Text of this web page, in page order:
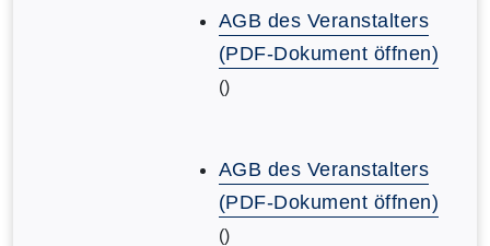
AGB des Veranstalters
(PDF-Dokument öffnen)
()
AGB des Veranstalters
(PDF-Dokument öffnen)
()